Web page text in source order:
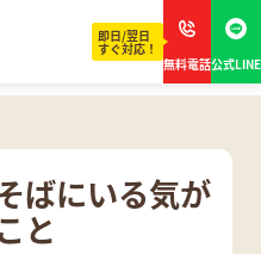
即日/翌日
すぐ対応！
無料電話公式LINE
ばにいる気が
と